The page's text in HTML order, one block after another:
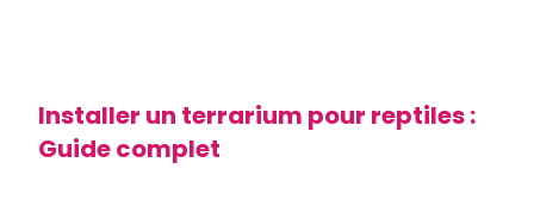
Installer un terrarium pour reptiles :
Guide complet